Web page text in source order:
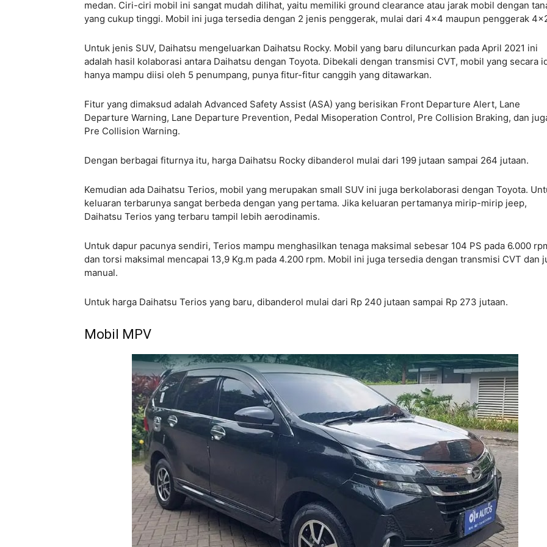
medan. Ciri-ciri mobil ini sangat mudah dilihat, yaitu memiliki ground clearance atau jarak mobil dengan
yang cukup tinggi. Mobil ini juga tersedia dengan 2 jenis penggerak, mulai dari 4×4 maupun penggerak
Untuk jenis SUV, Daihatsu mengeluarkan Daihatsu Rocky. Mobil yang baru diluncurkan pada April 2021 ini
adalah hasil kolaborasi antara Daihatsu dengan Toyota. Dibekali dengan transmisi CVT, mobil yang secara
hanya mampu diisi oleh 5 penumpang, punya fitur-fitur canggih yang ditawarkan.
Fitur yang dimaksud adalah Advanced Safety Assist (ASA) yang berisikan Front Departure Alert, Lane
Departure Warning, Lane Departure Prevention, Pedal Misoperation Control, Pre Collision Braking, dan
Pre Collision Warning.
Dengan berbagai fiturnya itu, harga Daihatsu Rocky dibanderol mulai dari 199 jutaan sampai 264 jutaan.
Kemudian ada Daihatsu Terios, mobil yang merupakan small SUV ini juga berkolaborasi dengan Toyota.
keluaran terbarunya sangat berbeda dengan yang pertama. Jika keluaran pertamanya mirip-mirip jeep,
Daihatsu Terios yang terbaru tampil lebih aerodinamis.
Untuk dapur pacunya sendiri, Terios mampu menghasilkan tenaga maksimal sebesar 104 PS pada 6.000
dan torsi maksimal mencapai 13,9 Kg.m pada 4.200 rpm. Mobil ini juga tersedia dengan transmisi CVT dan
manual.
Untuk harga Daihatsu Terios yang baru, dibanderol mulai dari Rp 240 jutaan sampai Rp 273 jutaan.
Mobil MPV